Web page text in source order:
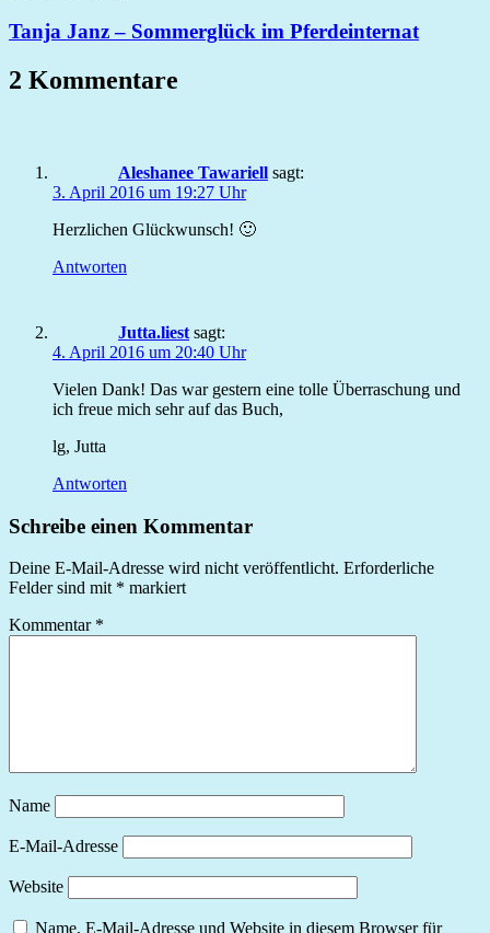
Tanja Janz – Sommerglück im Pferdeinternat
2 Kommentare
Aleshanee Tawariell sagt:
3. April 2016 um 19:27 Uhr
Herzlichen Glückwunsch! 🙂
Antworten
Jutta.liest sagt:
4. April 2016 um 20:40 Uhr
Vielen Dank! Das war gestern eine tolle Überraschung und
ich freue mich sehr auf das Buch,
lg, Jutta
Antworten
Schreibe einen Kommentar
Deine E-Mail-Adresse wird nicht veröffentlicht. Erforderliche
Felder sind mit * markiert
Kommentar *
Name
E-Mail-Adresse
Website
Name, E-Mail-Adresse und Website in diesem Browser für